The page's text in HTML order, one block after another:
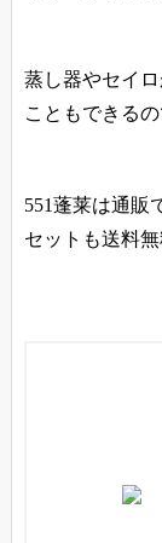
蒸し器やセイ
こともできる
551蓬莱は通販
セットも送料